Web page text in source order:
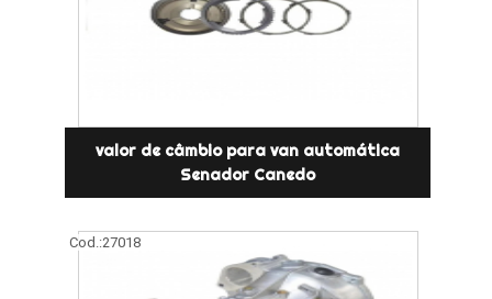
valor de câmbio para van automática
Senador Canedo
Cod.:27018